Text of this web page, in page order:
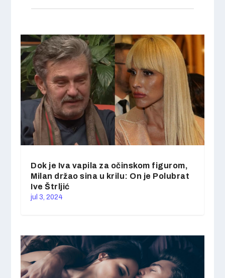
Dok je Iva vapila za očinskom figurom,
Milan držao sina u krilu: On je Polubrat
Ive Štrljić
jul 3, 2024